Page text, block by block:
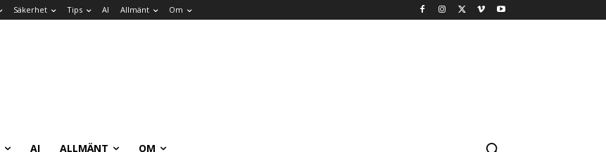
Säkerhet Tips AI Allmänt Om
AI ALLMÄNT OM